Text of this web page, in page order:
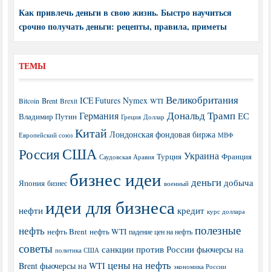
Как привлечь деньги в свою жизнь. Быстро научиться
срочно получать деньги: рецепты, правила, приметы
ТЕМЫ
Bitcoin Brent Brexit ICE Futures Nymex WTI Великобритания
Владимир Путин Германия Греция Доллар Дональд Трамп ЕС
Европейский союз Китай Лондонская фондовая биржа МВФ
РоссияСША Саудовская Аравия Турция Украина Франция
Япония бизнес бизнес идеи военный деньги добыча
нефти идеи для бизнеса кредит курс доллара
нефть нефть Brent нефть WTI падение цен на нефть полезные
советы политика США санкции против России фьючерсы на
Brent фьючерсы на WTI цены на нефть экономика России